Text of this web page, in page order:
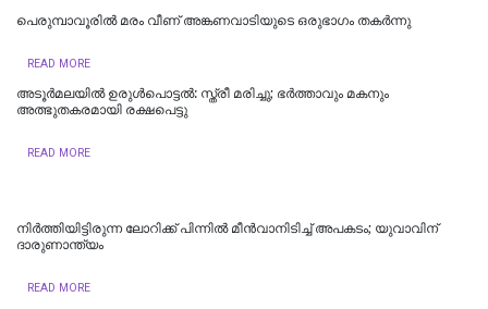
പെരുമ്പാവൂരിൽ മരം വീണ് അങ്കണവാടിയുടെ ഒരുഭാഗം തകർന്നു
READ MORE
അടൂർമലയില്‍ ഉരുൾപൊട്ടൽ: സ്ത്രീ മരിച്ചു; ഭർത്താവും മകനും
അത്ഭുതകരമായി രക്ഷപെട്ടു
READ MORE
നിർത്തിയിട്ടിരുന്ന ലോറിക്ക് പിന്നിൽ മീൻവാനിടിച്ച് അപകടം; യുവാവിന്
ദാരുണാന്ത്യം
READ MORE